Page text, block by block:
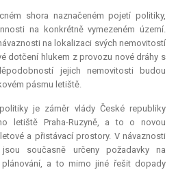
shora naznačeném pojetí politiky,
na konkrétně vymezeném území.
na lokalizaci svých nemovitostí
dotčení hlukem z provozu nové dráhy s
jejich nemovitosti budou
pásmu letiště.
je záměr vlády České republiky
letiště Praha-Ruzyně, a to o novou
a přistávací prostory. V návaznosti
současně určeny požadavky na
a to mimo jiné řešit dopady